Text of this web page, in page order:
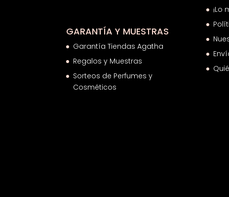
GARANTÍA Y MUESTRAS
Garantía Tiendas Agatha
Regalos y Muestras
Sorteos de Perfumes y
Cosméticos
¡Lo